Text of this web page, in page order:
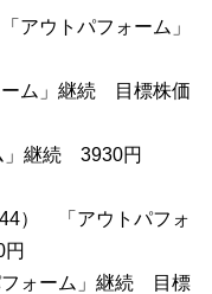
アウトパフォーム」
ム」継続 目標株価
」継続 3930円
） 「アウトパフォ
ォーム」継続 目標